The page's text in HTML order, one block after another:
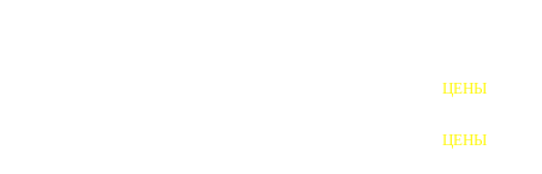
ЦЕНЫ
ЦЕНЫ